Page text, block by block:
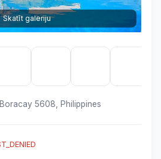
Skatīt galeriju
5608, Philippines